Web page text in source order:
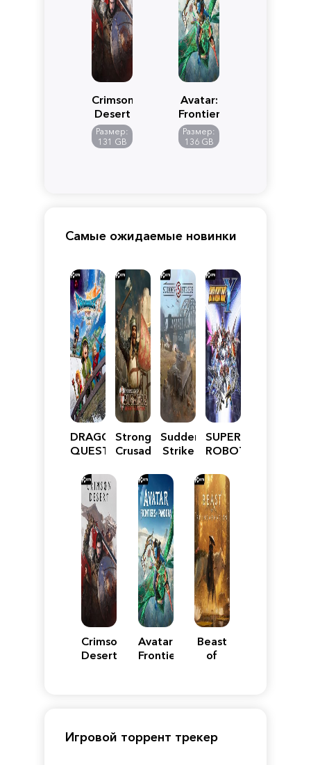
Crimson
Desert
Размер:
131 GB
Avatar:
Frontiers
of
Pandora
Размер:
136 GB
Самые ожидаемые новинки
DRAGON
QUEST
Reimagined
Stronghold
Crusader:
Edition
Sudden
Strike
SUPER
ROBOT
Y
Crimson
Desert
Avatar:
Frontiers
Beast
of
Игровой торрент трекер